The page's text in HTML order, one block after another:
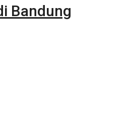
Bandung